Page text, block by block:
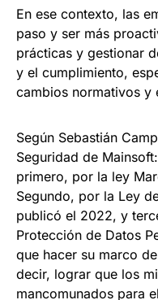
En ese contexto, las
paso y ser más
prácticas y gestionar
y el cumplimiento,
cambios normativos y
Según Sebastián
Seguridad de
primero, por la ley
Segundo, por la Ley
publicó el 2022, y
Protección de Datos
que hacer su marco
decir, lograr que los
mancomunados para